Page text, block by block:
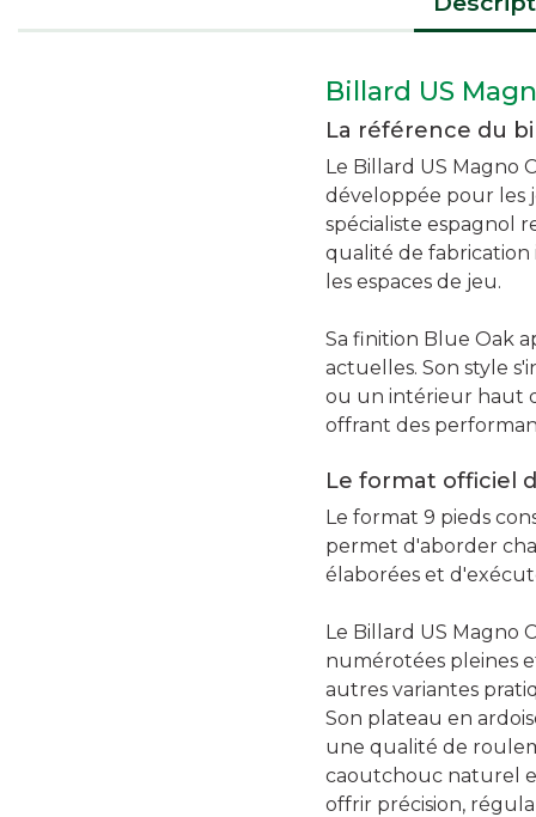
Billard US
La référence du
Le Billard US Magno
développée pour les
spécialiste espagnol
qualité de fabrication
les espaces de jeu.
Sa finition Blue Oak
actuelles. Son style
ou un intérieur haut
offrant des
Le format officiel
Le format 9 pieds
permet d'aborder
élaborées et
Le Billard US Magno
numérotées pleines
autres variantes
Son plateau en
une qualité de
caoutchouc naturel
offrir précision,